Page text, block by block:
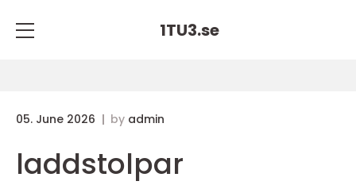
1TU3.se
05. June 2026 by admin
laddstolpar